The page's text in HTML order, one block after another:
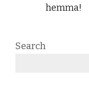
hemma!
Search